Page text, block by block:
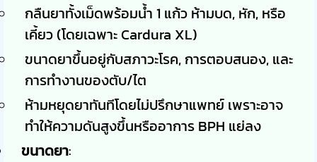
กลืนยาทั้งเม็ดพร้อมน้ำ 1 แก้ว ห้ามบด, หัก, หรือ
เคี้ยว (โดยเฉพาะ Cardura XL)
ขนาดยาขึ้นอยู่กับสภาวะโรค, การตอบสนอง, และ
การทำงานของตับ/ไต
ห้ามหยุดยาทันทีโดยไม่ปรึกษาแพทย์ เพราะอาจ
ทำให้ความดันสูงขึ้นหรืออาการ BPH แย่ลง
ขนาดยา: